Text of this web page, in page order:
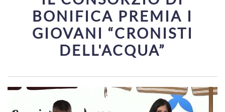
BONIFICA PREMIA I
GIOVANI “CRONISTI
DELL'ACQUA”